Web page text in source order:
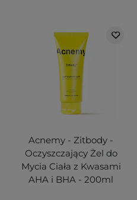
Acnemy - Zitbody -
Oczyszczający Żel do
Mycia Ciała z Kwasami
AHA i BHA - 200ml